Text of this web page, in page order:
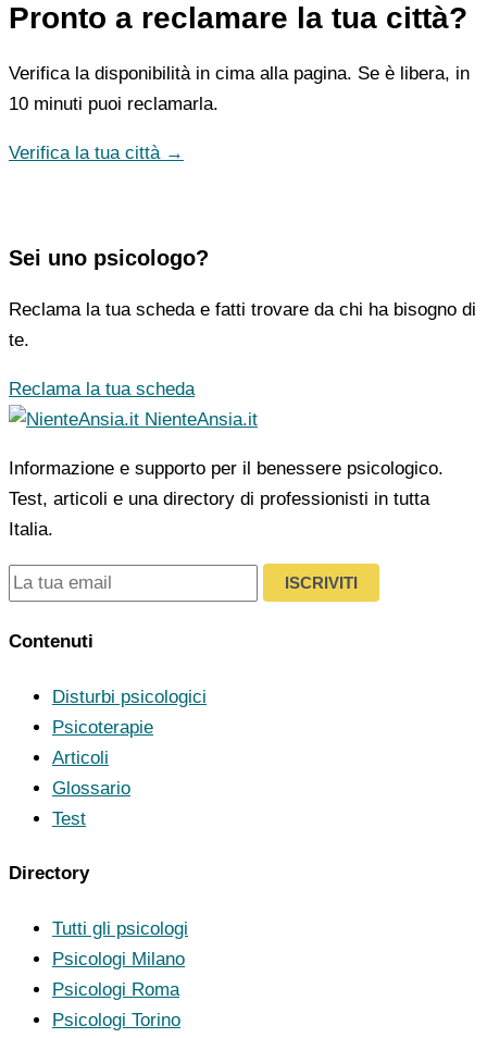
Pronto a reclamare la tua città?
Verifica la disponibilità in cima alla pagina. Se è libera, in
10 minuti puoi reclamarla.
Verifica la tua città →
Sei uno psicologo?
Reclama la tua scheda e fatti trovare da chi ha bisogno di
te.
Reclama la tua scheda
NienteAnsia.it
Informazione e supporto per il benessere psicologico.
Test, articoli e una directory di professionisti in tutta
Italia.
ISCRIVITI
Contenuti
Disturbi psicologici
Psicoterapie
Articoli
Glossario
Test
Directory
Tutti gli psicologi
Psicologi Milano
Psicologi Roma
Psicologi Torino